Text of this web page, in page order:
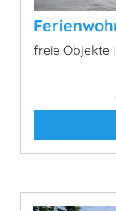
freie Objekte